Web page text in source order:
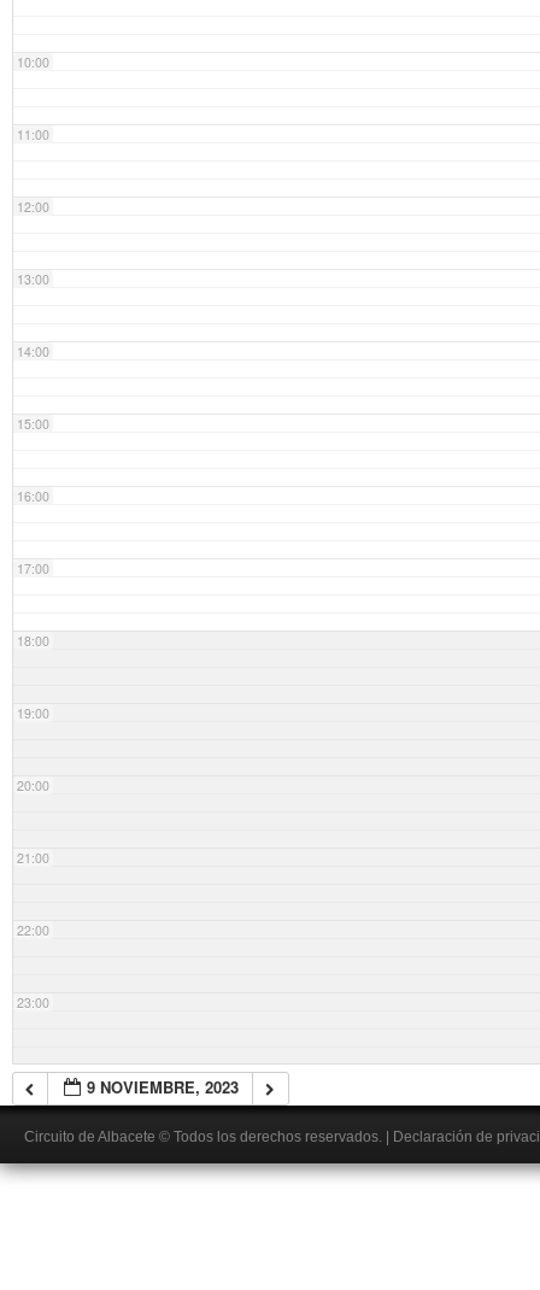
10:00
11:00
12:00
13:00
14:00
15:00
16:00
17:00
18:00
19:00
20:00
21:00
22:00
23:00
9 NOVIEMBRE, 2023
Circuito de Albacete © Todos los derechos reservados. Declaración de